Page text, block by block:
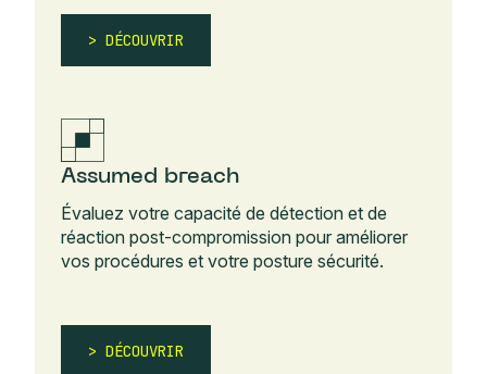
DÉCOUVRIR
Assumed breach
Évaluez votre capacité de détection et de
réaction post-compromission pour améliorer
vos procédures et votre posture sécurité.
DÉCOUVRIR